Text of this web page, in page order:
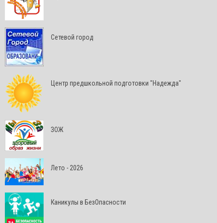
Сетевой город
Центр предшкольной подготовки "Надежда"
ЗОЖ
Лето - 2026
Каникулы в БезОпасности